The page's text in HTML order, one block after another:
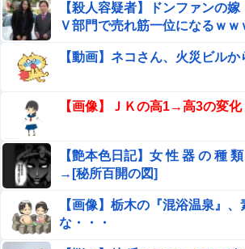
【殺人容疑者】ドンファンの
Ｖ部門で売れ筋一位になるｗｗ
【動画】ネコさん、火災ビル
【画像】ＪＫの高1→高3の変化
【艶本色日記】女 性 器 の 種
→[秘所百開の図]
【画像】栃木の『混浴温泉』
な・・・